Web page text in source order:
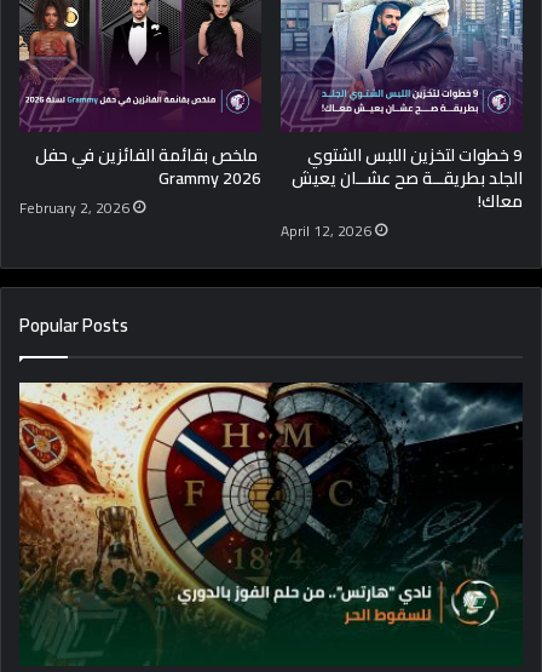
9 خطوات لتخزين اللبس الشتوي
الجلد بطريقــة صح عشــان يعيش
معاك!
April 12, 2026
ملخص بقائمة الفائزين في حفل
Grammy 2026
February 2, 2026
Popular Posts